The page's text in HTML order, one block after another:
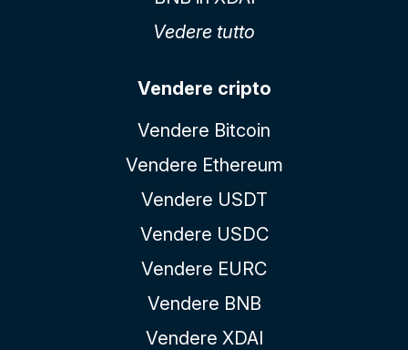
Vedere tutto
Vendere cripto
Vendere Bitcoin
Vendere Ethereum
Vendere USDT
Vendere USDC
Vendere EURC
Vendere BNB
Vendere XDAI